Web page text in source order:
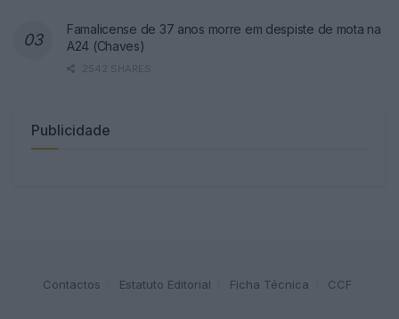
Famalicense de 37 anos morre em despiste de mota na
A24 (Chaves)
2542 SHARES
Publicidade
Contactos Estatuto Editorial Ficha Técnica CCF